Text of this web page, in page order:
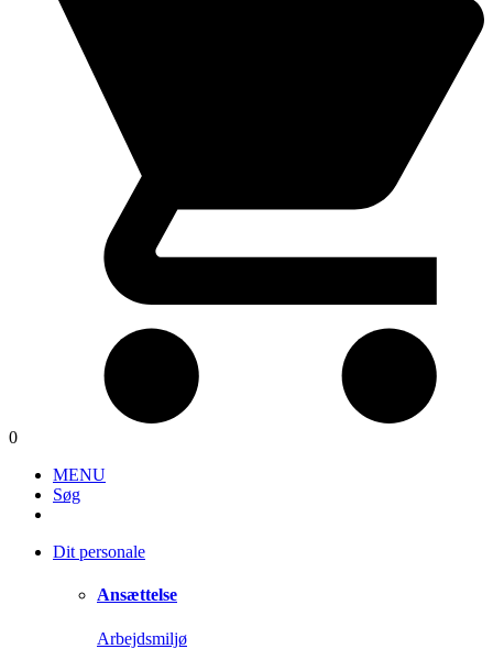
0
MENU
Søg
Dit personale
Ansættelse
Arbejdsmiljø